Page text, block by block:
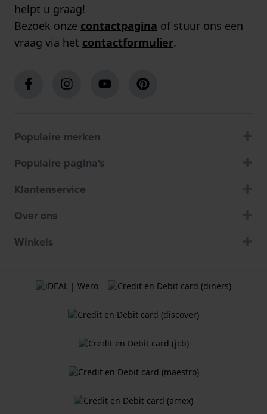
helpt u graag!
Bezoek onze contactpagina of stuur ons een
vraag via het contactformulier.
Populaire merken
Populaire pagina's
Klantenservice
Over ons
Winkels